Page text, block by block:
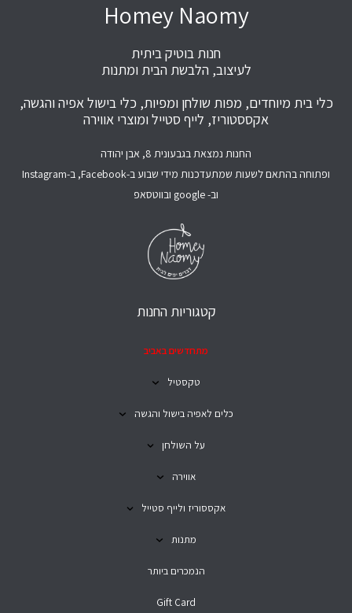
Homey Naomy
חנות בוטיק ביתית
לעיצוב, הלבשת הבית ומתנות
כלי בית מיוחדים, מפות שולחן ומפיות, כלי בישול אפיה והגשה,
אקססטוריז, לייף סטייל ומוצרי אווירה
החנות נמצאת בגבעונית 8, אבן יהודה
ופתוחה בהתאם לשעות שמתעדכנות מידי שבוע ב-Facebook, ב-Instagram
וב- google ובווטסאפ
קטגוריות החנות
מתחדשים באביב
טקסטיל
כלים לאפיה בישול והגשה
על השולחן
אווירה
אקססוריז ולייף סטייל
מתנות
הנמכרים ביותר
Gift Card